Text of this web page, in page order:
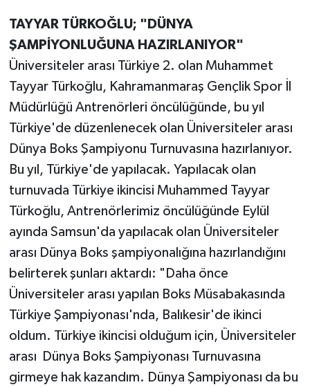
TAYYAR TÜRKOĞLU; "DÜNYA
ŞAMPİYONLUĞUNA HAZIRLANIYOR"
Üniversiteler arası Türkiye 2. olan Muhammet
Tayyar Türkoğlu, Kahramanmaraş Gençlik Spor İl
Müdürlüğü Antrenörleri öncülüğünde, bu yıl
Türkiye'de düzenlenecek olan Üniversiteler arası
Dünya Boks Şampiyonu Turnuvasına hazırlanıyor.
Bu yıl, Türkiye'de yapılacak. Yapılacak olan
turnuvada Türkiye ikincisi Muhammed Tayyar
Türkoğlu, Antrenörlerimiz öncülüğünde Eylül
ayında Samsun'da yapılacak olan Üniversiteler
arası Dünya Boks şampiyonalığına hazırlandığını
belirterek şunları aktardı: "Daha önce
Üniversiteler arası yapılan Boks Müsabakasında
Türkiye Şampiyonası'nda, Balıkesir'de ikinci
oldum. Türkiye ikincisi olduğum için, Üniversiteler
arası Dünya Boks Şampiyonası Turnuvasına
girmeye hak kazandım. Dünya Şampiyonası da bu